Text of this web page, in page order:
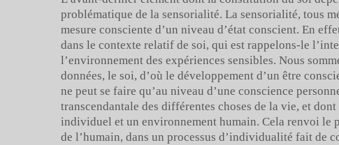
problématique de la sensorialité. La sensorialité, tous
mesure consciente d’un niveau d’état conscient. En
dans le contexte relatif de soi, qui est rappelons-le
l’environnement des expériences sensibles. Nous
données, le soi, d’où le développement d’un être
ne peut se faire qu’au niveau d’une conscience
transcendantale des différentes choses de la vie, et
individuel et un environnement humain. Cela renvoi le
de l’humain, dans un processus d’individualité fait de